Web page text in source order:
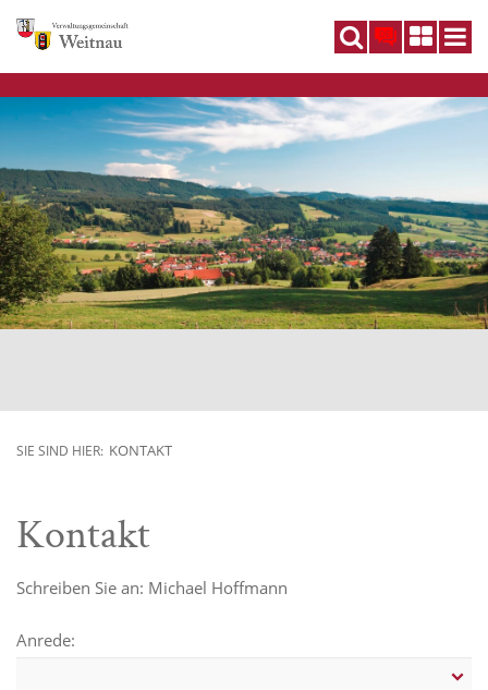
DE
SIE SIND HIER: KONTAKT
Kontakt
Schreiben Sie an: Michael Hoffmann
Anrede: